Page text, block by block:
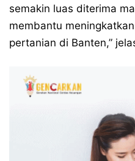
semakin luas diterima
membantu
pertanian di Banten,”